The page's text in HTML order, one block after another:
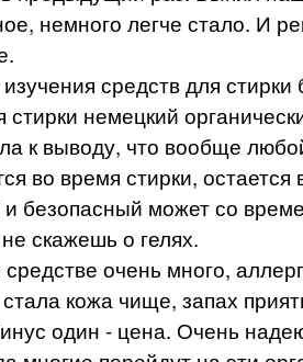
немного легче стало. И
средств для
стирки немецкий
к выводу, что вообще
во время стирки, остается
безопасный может со
скажешь о гелях.
очень много,
кожа чище, запах
один - цена. Очень